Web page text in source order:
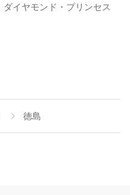
ダイヤモンド・プリンセス
徳島